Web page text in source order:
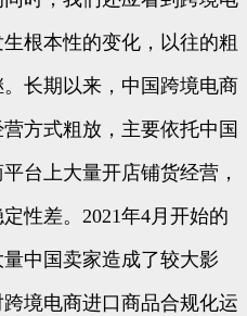
根本性的变化，以往的粗
长期以来，中国跨境电商
方式粗放，主要依托中国
台上大量开店铺货经营，
性差。2021年4月开始的
中国卖家造成了较大影
境电商进口商品合规化运